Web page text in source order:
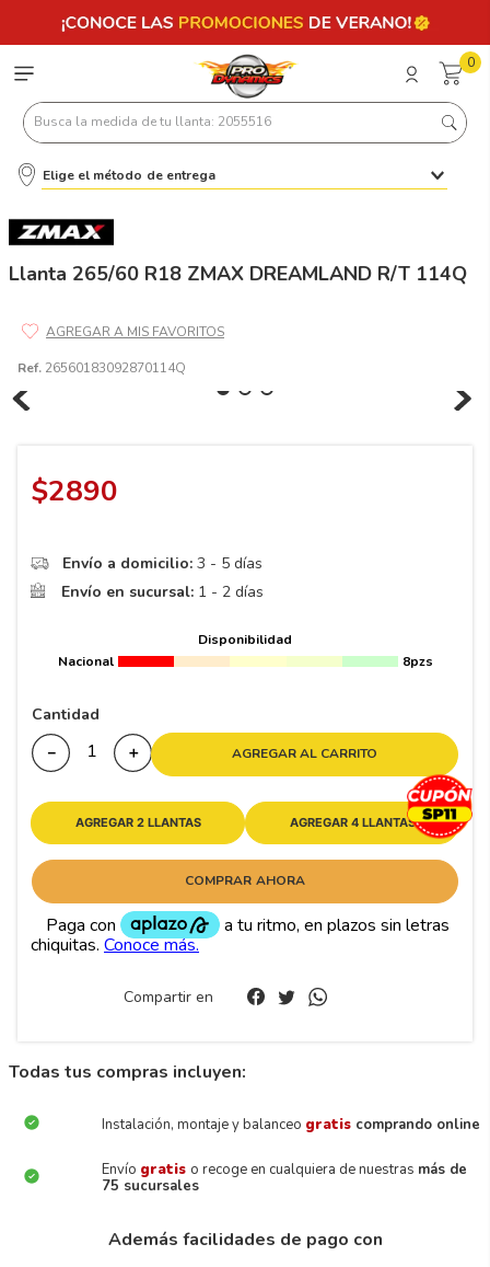
0
Busca la medida de tu llanta: 2055516
Elige el método de entrega
Llanta 265/60 R18 ZMAX DREAMLAND R/T 114Q
Ref. 26560183092870114Q
$2890
Envío a domicilio: 3 - 5 días
Envío en sucursal: 1 - 2 días
Disponibilidad
Nacional
8pzs
Cantidad
＋
－ AGREGAR AL CARRITO
AGREGAR 2 LLANTAS AGREGAR 4 LLANTAS
COMPRAR AHORA
Compartir en
Todas tus compras incluyen:
Instalación, montaje y balanceo gratis comprando online
Envío gratis o recoge en cualquiera de nuestras más de
75 sucursales
Además facilidades de pago con
Términos más buscados
10.
265